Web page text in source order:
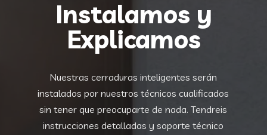
Instalamos y
Explicamos
Nuestras cerraduras inteligentes serán
instalados por nuestros técnicos cualificados
sin tener que preocuparte de nada. Tendreis
instrucciones detalladas y soporte técnico